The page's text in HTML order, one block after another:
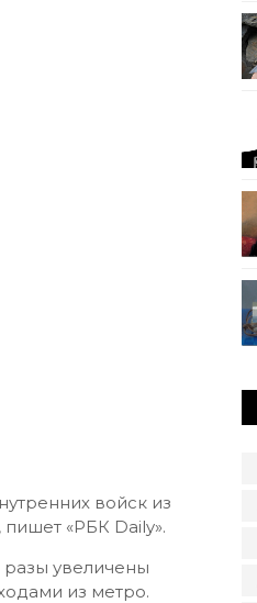
войск из
«РБК Daily».
разы увеличены
из метро.